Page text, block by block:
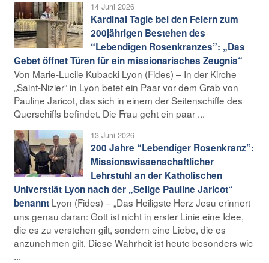
14 Juni 2026
Kardinal Tagle bei den Feiern zum
200jährigen Bestehen des
“Lebendigen Rosenkranzes”: „Das
Gebet öffnet Türen für ein missionarisches Zeugnis“
Von Marie-Lucile Kubacki Lyon (Fides) – In der Kirche
„Saint-Nizier“ in Lyon betet ein Paar vor dem Grab von
Pauline Jaricot, das sich in einem der Seitenschiffe des
Querschiffs befindet. Die Frau geht ein paar ...
13 Juni 2026
200 Jahre “Lebendiger Rosenkranz”:
Missionswissenschaftlicher
Lehrstuhl an der Katholischen
Universtiät Lyon nach der „Selige Pauline Jaricot“
benannt Lyon (Fides) – „Das Heiligste Herz Jesu erinnert
uns genau daran: Gott ist nicht in erster Linie eine Idee,
die es zu verstehen gilt, sondern eine Liebe, die es
anzunehmen gilt. Diese Wahrheit ist heute besonders wic
...